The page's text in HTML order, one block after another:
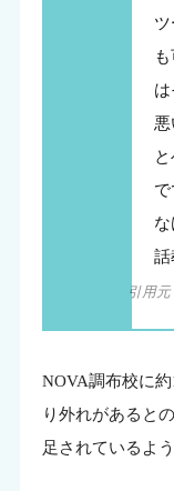
話
引用元
NOVA調布校に
り外れがあると
足されているよう